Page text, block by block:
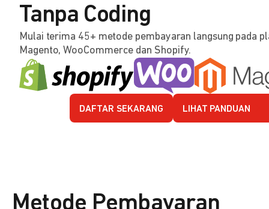
Tanpa Coding
Mulai terima 45+ metode pembayaran langsung pada
Magento, WooCommerce dan Shopify.
DAFTAR SEKARANG LIHAT PANDUAN